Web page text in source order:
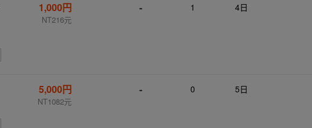
1,000円
NT216元
- 1 4日
5,000円
NT1082元
- 0 5日